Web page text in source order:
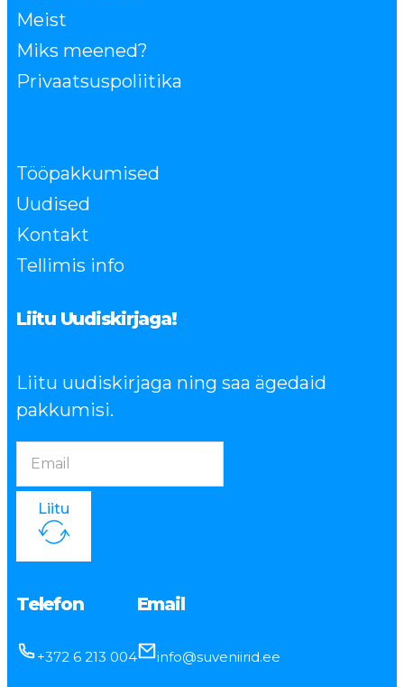
Meist
Miks meened?
Privaatsuspoliitika
Tööpakkumised
Uudised
Kontakt
Tellimis info
Liitu Uudiskirjaga!
Liitu uudiskirjaga ning saa ägedaid
pakkumisi.
Liitu
Telefon
+372 6 213 004
Email
info@suveniirid.ee